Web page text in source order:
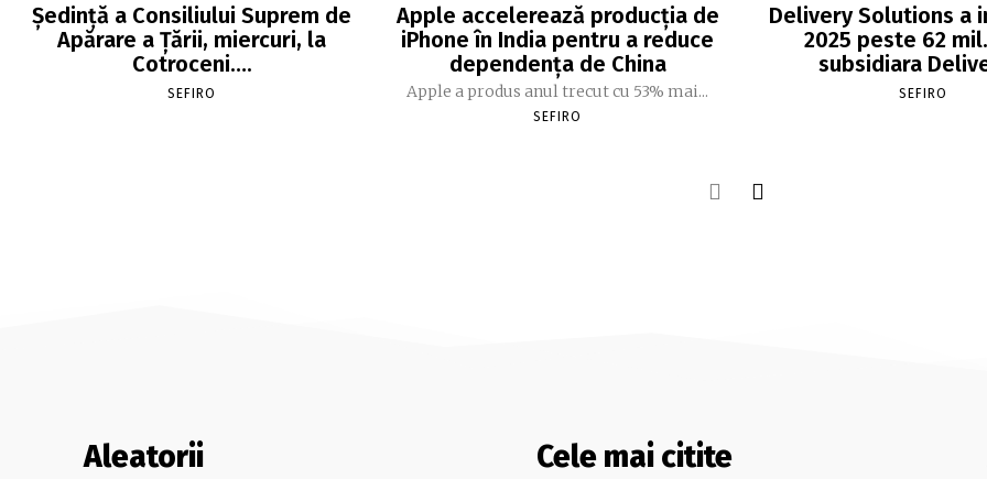
Şedinţă a Consiliului Suprem de
Apărare a Ţării, miercuri, la
Cotroceni….
SEFIRO
Apple accelerează producția de
iPhone în India pentru a reduce
dependența de China
Apple a produs anul trecut cu 53% mai...
SEFIRO
Delivery Solutions a
2025 peste 62
subsidiara
SEFIRO
Aleatorii Cele mai citite